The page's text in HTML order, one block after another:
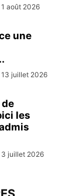
1 août 2026
une
13 juillet 2026
les
3 juillet 2026